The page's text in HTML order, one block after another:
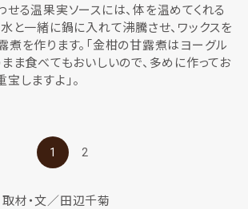
る温果実ソースには、体を温めてくれる
と一緒に鍋に入れて沸騰させ、ワックスを
煮を作ります。「金柑の甘露煮はヨーグル
まま食べてもおいしいので、多めに作ってお
しますよ」。
1 2
材・文／田辺千菊